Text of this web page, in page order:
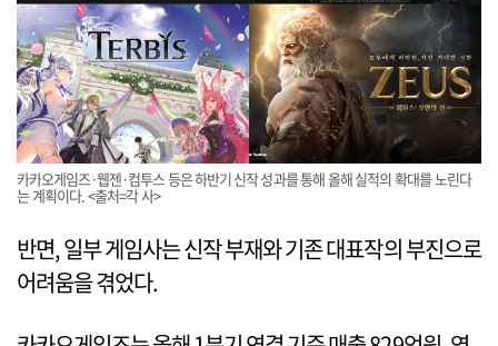
카카오게임즈·웹젠·컴투스 등은 하반기 신작 성과를 통해 올해 실적의 확대를 노린다
는 계획이다. <출처=각 사>
반면, 일부 게임사는 신작 부재와 기존 대표작의 부진으로
어려움을 겪었다.